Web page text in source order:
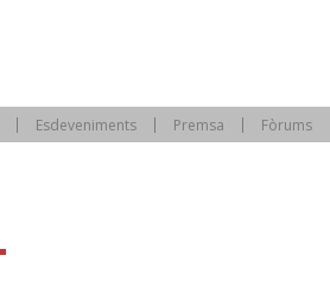
Esdeveniments Premsa Fòrums